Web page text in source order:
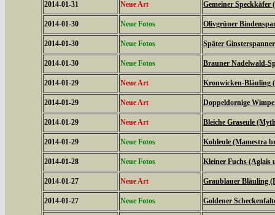
2014-01-31 Neue Art Gemeiner Speckkäfer
2014-01-30 Neue Fotos Olivgrüner
2014-01-30 Neue Fotos Später
2014-01-30 Neue Fotos Brauner Nadelwald-
2014-01-29 Neue Art Kronwicken-Bläuling
2014-01-29 Neue Art Doppeldornige
2014-01-29 Neue Art Bleiche Graseule
2014-01-29 Neue Fotos Kohleule (Mamestra
2014-01-28 Neue Fotos Kleiner Fuchs (Aglais
2014-01-27 Neue Art Graublauer Bläuling
2014-01-27 Neue Fotos Goldener